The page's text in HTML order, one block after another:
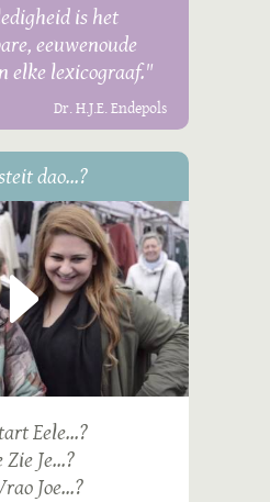
is het
eeuwenoude
elke lexicograaf."
Dr. H.J.E. Endepols
dao...?
Eele...?
Zie Je...?
Joe...?